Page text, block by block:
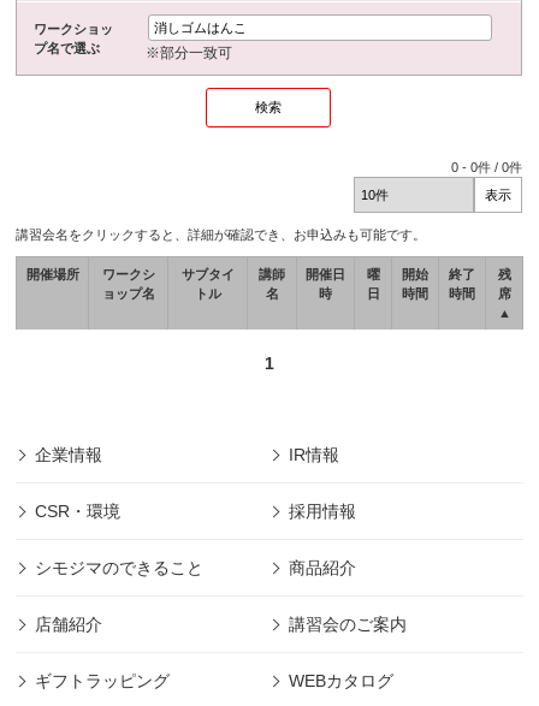
ワークショッ
プ名で選ぶ
※部分一致可
0 -0件 /0件
講習会名をクリックすると、詳細が確認でき、お申込みも可能です。
開催場所
ワークシ
ョップ名
サブタイ
トル
講師
名
開催日
時
曜
日
開始
時間
終了
時間
残
席
▲
1
企業情報 IR情報
CSR・環境 採用情報
シモジマのできること 商品紹介
店舗紹介 講習会のご案内
ギフトラッピング WEBカタログ